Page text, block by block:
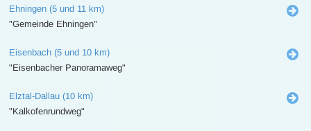
Ehningen (5 und 11 km)
"Gemeinde Ehningen"
Eisenbach (5 und 10 km)
"Eisenbacher Panoramaweg"
Elztal-Dallau (10 km)
"Kalkofenrundweg"